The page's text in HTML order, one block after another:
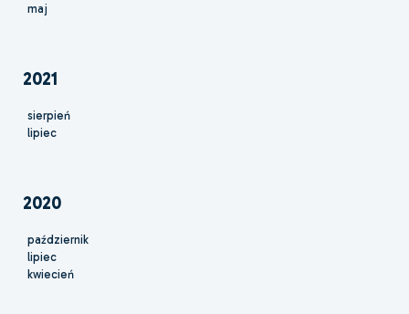
maj
2021
sierpień
lipiec
2020
październik
lipiec
kwiecień